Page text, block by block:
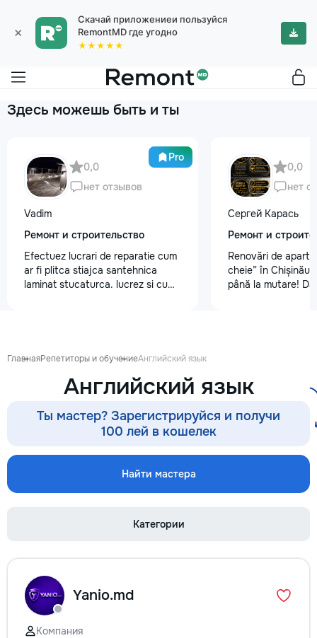
×
Скачай приложениеи пользуйся
RemontMD где угодно
★★★★★
Здесь можешь быть и ты
Pro
0,0
нет отзывов
Vadim
Ремонт и строительство
Efectuez lucrari de reparatie cum
ar fi plitca stiajca santehnica
laminat stucaturca. lucrez si cu
0,0
нет
Сергей Карась
Ремонт и
Renovări de
cheie” în Chișinău
până la mutare!
Garanție 1–2 ani
contract, fixăm
termenele
garanție reală
reducere Oferim
materialele de
finisaj prin
foto și video
lucrărilor.
fotografiem și
ГлавнаяРепетиторы и обучениеАнглийский язык
Английский язык
Ты мастер? Зарегистрируйся и получи
100 лей в кошелек
Найти мастера
Категории
Yanio.md
Компания